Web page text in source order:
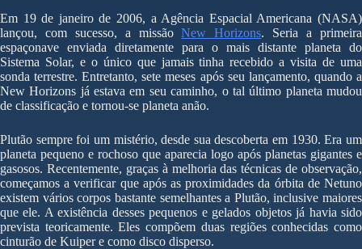
Em 19 de janeiro de 2006, a Agência Espacial Americana (NASA)
lançou, com sucesso, a missãoNew Horizons. Seria a primeira
espaçonave enviada diretamente para o mais distante planeta do
Sistema Solar, e o único que jamais tinha recebido a visita de uma
sonda terrestre. Entretanto, sete meses após seu lançamento, quando a
New Horizons já estava em seu caminho, o tal último planeta mudou
de classificação e tornou-se planeta anão.
Plutão sempre foi um mistério, desde sua descoberta em 1930. Era um
planeta pequeno e rochoso que aparecia logo após planetas gigantes e
gasosos. Recentemente, graças à melhoria das técnicas de observação,
começamos a verificar que após as proximidades da órbita de Netuno
existem vários corpos bastante semelhantes a Plutão, inclusive maiores
que ele. A existência desses pequenos e gelados objetos já havia sido
prevista teoricamente. Eles compõem duas regiões conhecidas como
cinturão de Kuiper e como disco disperso.